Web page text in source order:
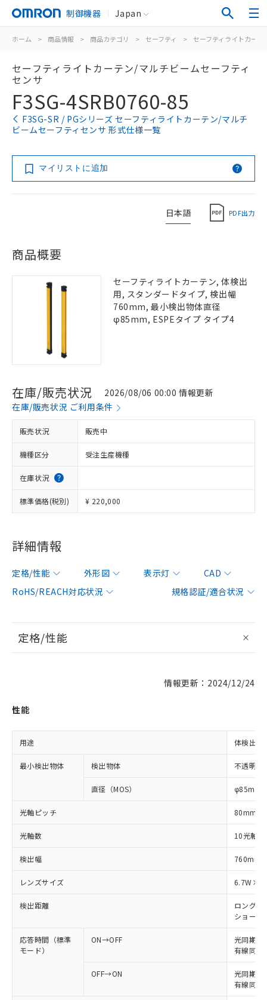
制御機器 Japan
ホーム > 商品情報 > 商品カテゴリ > セーフティ > セーフティライトカー
セーフティライトカーテン/マルチビームセーフティ
センサ
F3SG-4SRB0760-85
F3SG-SR / PGシリーズ セーフティライトカーテン/マルチ
ビームセーフティセンサ 形式仕様一覧
マイリストに追加
日本語 PDF出力
商品概要
セーフティライトカーテン, 体検出
用, スタンダードタイプ, 検出幅
760mm, 最小検出物体直径
φ85mm, ESPEタイプ タイプ4
在庫/販売状況
2026/08/06 00:00 情報更新
在庫/販売状況 ご利用条件
販売状況 販売中
機種区分 受注生産機種
在庫状況
標準価格(税別) ¥ 220,000
詳細情報
定格/性能 外形図 表示灯
CAD
RoHS/REACH対応状況
規格認証/適合状況
定格/性能
情報更新：2024/12/24
性能
用途 体検出用
最小検出物体 検出物体 不透明体
直径（MOS） φ85mm
光軸ピッチ 80mm
光軸数 10光軸
検出幅 760mm
レンズサイズ
検出距離
ロング
ショート
応答時間（標準
モード）
ON→OFF
光同期:
有線同期
OFF→ON
光同期:
有線同期